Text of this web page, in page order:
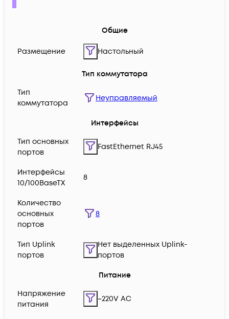
Общие
Размещение Настольный
Тип коммутатора
Тип
коммутатора
Неуправляемый
Интерфейсы
Тип основных
портов
FastEthernet RJ45
Интерфейсы
10/100BaseTX
8
Количество
основных
портов
8
Тип Uplink
портов
Нет выделенных Uplink-
портов
Питание
Напряжение
питания
~220V AC